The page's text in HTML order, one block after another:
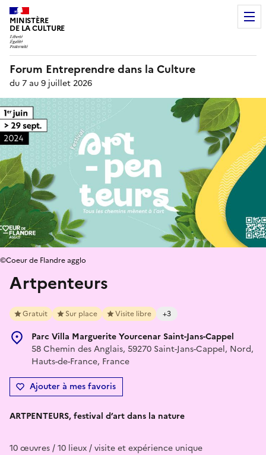
MINISTÈRE
DE LA CULTURE
Forum Entreprendre dans la Culture
du 7 au 9 juillet 2026
Artpenteurs
Gratuit Sur place Visite libre +3
Parc Villa Marguerite Yourcenar Saint-Jans-Cappel
58 Chemin des Anglais, 59270 Saint-Jans-Cappel, Nord,
Hauts-de-France, France
Ajouter à mes favoris
©Coeur de Flandre agglo
ARTPENTEURS, festival d’art dans la nature
10 œuvres / 10 lieux / visite et expérience unique